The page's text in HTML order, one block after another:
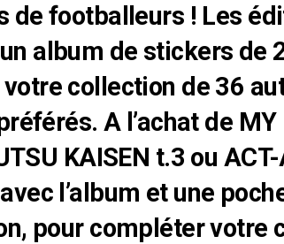
de footballeurs ! Les
album de stickers de
collection de 36
A l’achat de MY
KAISEN t.3 ou
l’album et une
pour compléter votre